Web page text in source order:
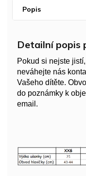
Popis
Detailní popis
Pokud si nejste
neváhejte nás
Vašeho dítěte.
do poznámky k
email.